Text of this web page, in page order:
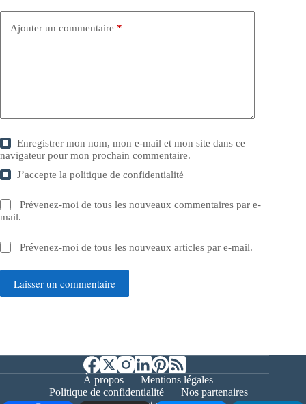
Ajouter un commentaire *
Enregistrer mon nom, mon e-mail et mon site dans ce
navigateur pour mon prochain commentaire.
J’accepte lapolitique de confidentialité
Prévenez-moi de tous les nouveaux commentaires par e-
mail.
Prévenez-moi de tous les nouveaux articles par e-mail.
Laisser un commentaire
À propos
Mentions légales
Politique de confidentialité
Nos partenaires